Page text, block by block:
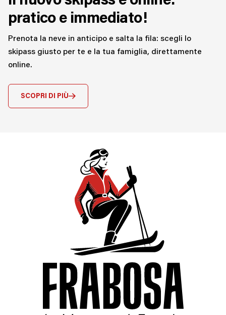
pratico e immediato!
Prenota la neve in anticipo e salta la fila: scegli lo
skipass giusto per te e la tua famiglia, direttamente
online.
SCOPRI DI PIÙ